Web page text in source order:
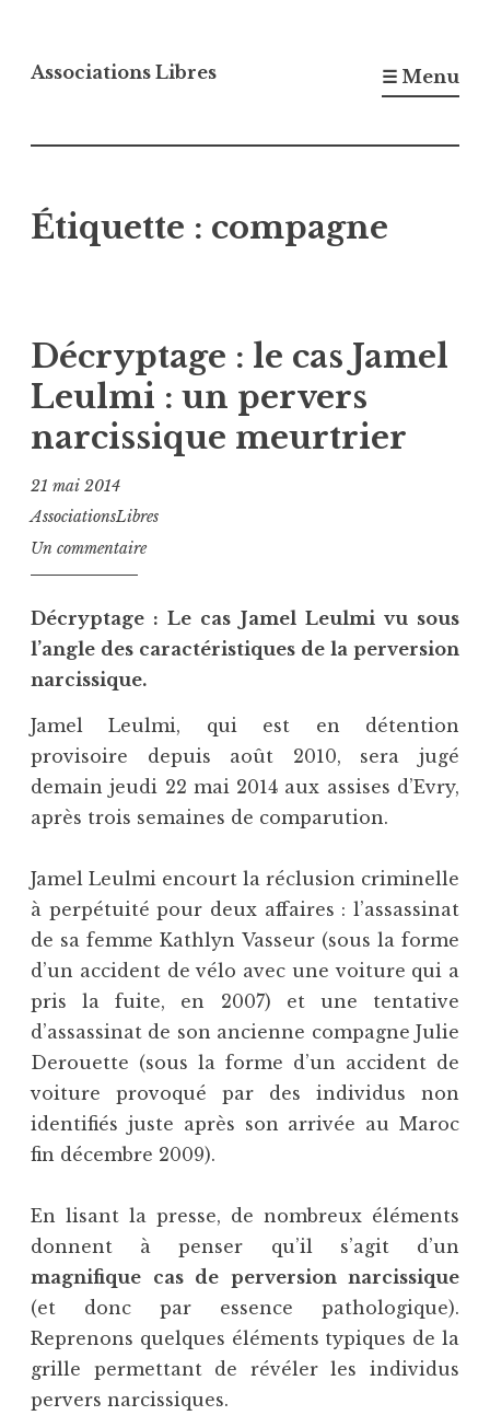
au
Associations Libres ☰ Menu
Étiquette : compagne
Décryptage : le cas Jamel
Leulmi : un pervers
narcissique meurtrier
21 mai 2014
AssociationsLibres
Un commentaire
Décryptage : Le cas Jamel Leulmi vu sous
l’angle des caractéristiques de la perversion
narcissique.
Jamel Leulmi, qui est en détention
provisoire depuis août 2010, sera jugé
demain jeudi 22 mai 2014 aux assises d’Evry,
après trois semaines de comparution.
Jamel Leulmi encourt la réclusion criminelle
à perpétuité pour deux affaires : l’assassinat
de sa femme Kathlyn Vasseur (sous la forme
d’un accident de vélo avec une voiture qui a
pris la fuite, en 2007) et une tentative
d’assassinat de son ancienne compagne Julie
Derouette (sous la forme d’un accident de
voiture provoqué par des individus non
identifiés juste après son arrivée au Maroc
fin décembre 2009).
En lisant la presse, de nombreux éléments
donnent à penser qu’il s’agit d’un
magnifique cas de perversion narcissique
(et donc par essence pathologique).
Reprenons quelques éléments typiques de la
grille permettant de révéler les individus
pervers narcissiques.